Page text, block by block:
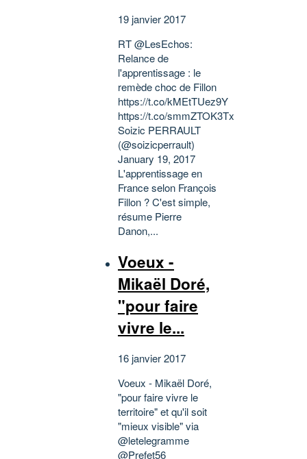
19 janvier 2017
RT @LesEchos:
Relance de
l'apprentissage : le
remède choc de Fillon
https://t.co/kMEtTUez9Y
https://t.co/smmZTOK3Tx
Soizic PERRAULT
(@soizicperrault)
January 19, 2017
L'apprentissage en
France selon François
Fillon ? C'est simple,
résume Pierre
Danon,...
Voeux -
Mikaël Doré,
"pour faire
vivre le...
16 janvier 2017
Voeux - Mikaël Doré,
"pour faire vivre le
territoire" et qu'il soit
"mieux visible" via
@letelegramme
@Prefet56